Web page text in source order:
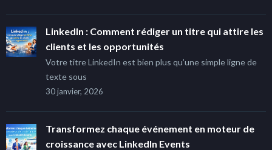
LinkedIn : Comment rédiger un titre qui attire les
clients et les opportunités
Votre titre LinkedIn est bien plus qu’une simple ligne de
texte sous
30 janvier, 2026
Transformez chaque événement en moteur de
croissance avec LinkedIn Events